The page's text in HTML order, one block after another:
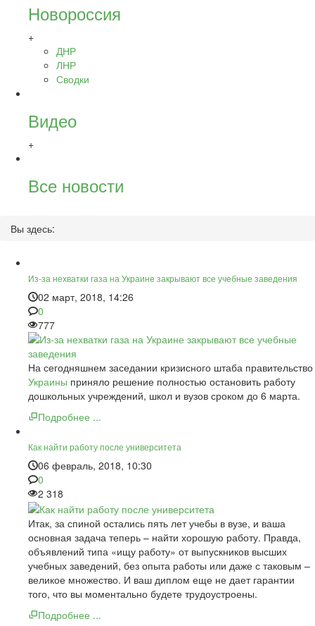
Новороссия
+
ДНР
ЛНР
Сводки
Видео
+
Все новости
Вы здесь:
Из-за нехватки газа на Украине закрывают все учебные заведения
02 март, 2018, 14:26
0
777
На сегодняшнем заседании кризисного штаба правительство
Украины приняло решение полностью остановить работу
дошкольных учреждений, школ и вузов сроком до 6 марта.
Подробнее ...
Как найти работу после университета
06 февраль, 2018, 10:30
0
2 318
Итак, за спиной остались пять лет учебы в вузе, и ваша
основная задача теперь – найти хорошую работу. Правда,
объявлений типа «ищу работу» от выпускников высших
учебных заведений, без опыта работы или даже с таковым –
великое множество. И ваш диплом еще не дает гарантии
того, что вы моментально будете трудоустроены.
Подробнее ...